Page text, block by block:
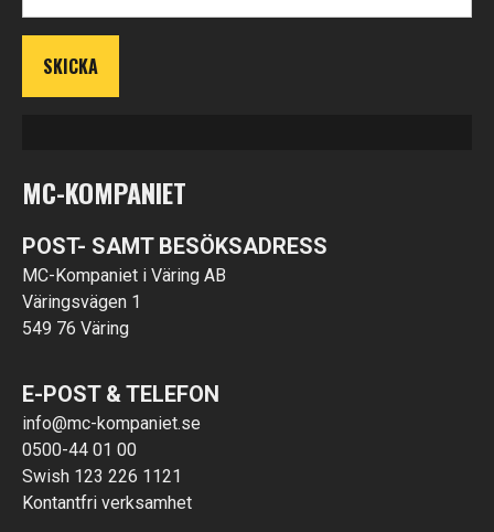
MC-KOMPANIET
POST- SAMT BESÖKSADRESS
MC-Kompaniet i Väring AB
Väringsvägen 1
549 76 Väring
E-POST & TELEFON
info@mc-kompaniet.se
0500-44 01 00
Swish 123 226 1121
Kontantfri verksamhet